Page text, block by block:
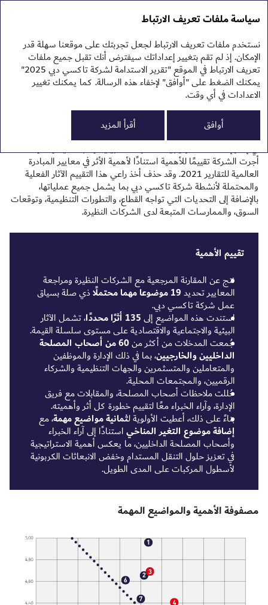
التقرير السنوي 2025
تقرير الاستدامة 2025
تقييم الأهمية
يتيح نقييم الأهمية لشركة تاكسي دبي امكانية تحديد أولويات قضايا
الاستدامة ذات الأثر الأكبر على الأفراد والبيئة والاقتصاد.
في إطار إعدادها لاستراتيجية الممارسات البيئية والاجتماعية والحوكمة،
أجرت الشركة تقييمًا للأهمية استنادًا لأهمية الأثر في معايير المبادرة
العالمية للتقارير 2021. وقد حذف أخذ راعي هذا التقييم الآثار الفعلية
والمحتملة لأنشطة شركة تاكسي دبي بما يشمل جميع عملياتها،
بالإضافة إلى التحديات التي تواجه القطاع، والتطورات التنظيمية، وتوقعات
السوق، والممارسات المتبعة لدى الشركات النظيرة.
تقييم الأهمية
نتج عن المقارنة المرجعية مع الشركات النظيرة ومراجعة
المعايير تحديد19 موضوعا مهما محتملًا ذي صلة بسياق
عمل شركة تاكسي دبي.
استندت هذه المواضيع إلى135 أثرًا محددًا ، تشمل الآثار
البيئية والاجتماعية والاقتصادية على مستوى سلسلة القيمة.
جُمعت المدخلات من أكثر من 60 من أصحاب المصلحة
الداخليين والخارجيين، بما في ذلك الإدارة والموظفين
والمتعاملين والمتسثمرين والجهات التنظيمية والشركاء
الرقميين، والمجتمعات المحلية.
حُللت ملاحظات أصحاب المصلحة، والمقابلات مع فريق
الإدارة، وآراء الخبراء معًا لتقييم خطورة كل أثر وأهميته.
بناءً على ذلك، أعطيت الأولوية لثمانية مواضيع مهمة، مع
إضافة موضوع التغير المناخياستنادًا إلى آراء الخبراء
وأصحاب المصلحة الداخليين، ما يعكس أهمية الاستراتيجية
في تعزيز حلول التنقل المستدام وخفض الانبعاثات الكربونية
لأسطول المركبات على المدى الطويل.
مصفوفة الأهمية والمواضيع المهمة
سياسة ملفات تعريف الارتباط
نستخدم ملفات تعريف الارتباط لجعل تجربتك على موقعنا سهلة قدر
الإمكان. إذ لم تقم بتغيير إعداداتك سيفترض أنك تقبل جميع ملفات
تعريف الارتباط في الموقع "تقرير الاستدامة لشركة تاكسي دبي 2025"
يمكنك الضغط على "أوافق" لإخفاء هذه الرسالة. كما يمكنك تغيير
الاعدادات في أي وقت.
أوافق
أقرأ المزيد